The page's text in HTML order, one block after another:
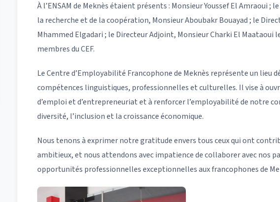
À l’ENSAM de Meknès étaient présents : Monsieur Youssef El Amraoui ;
la recherche et de la coopération, Monsieur Aboubakr Bouayad ; le
Mhammed Elgadari ; le Directeur Adjoint, Monsieur Charki El Maataoui
membres du CEF.
Le Centre d’Employabilité Francophone de Meknès représente un lieu
compétences linguistiques, professionnelles et culturelles. Il vise à
d’emploi et d’entrepreneuriat et à renforcer l’employabilité de notre
diversité, l’inclusion et la croissance économique.
Nous tenons à exprimer notre gratitude envers tous ceux qui ont
ambitieux, et nous attendons avec impatience de collaborer avec nos
opportunités professionnelles exceptionnelles aux francophones de